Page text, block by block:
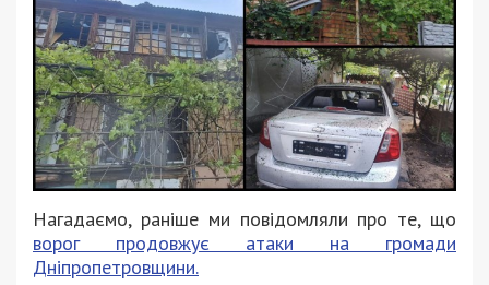
Нагадаємо, раніше ми повідомляли про те, що
ворог продовжує атаки на громади
Дніпропетровщини.